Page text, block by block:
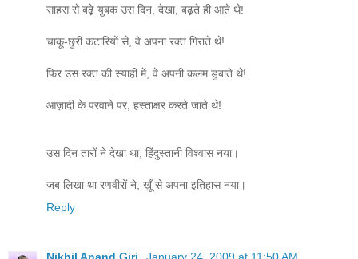
साहस से बढ़े युबक उस दिन, देखा, बढ़ते ही आते थे!
चाकू-छुरी कटारियों से, वे अपना रक्‍त गिराते थे!
फिर उस रक्‍त की स्‍याही में, वे अपनी कलम डुबाते थे!
आज़ादी के परवाने पर, हस्‍ताक्षर करते जाते थे!
उस दिन तारों ने देखा था, हिंदुस्‍तानी विश्‍वास नया।
जब लिखा था रणवीरों ने, ख़ूँ से अपना इतिहास नया।
Reply